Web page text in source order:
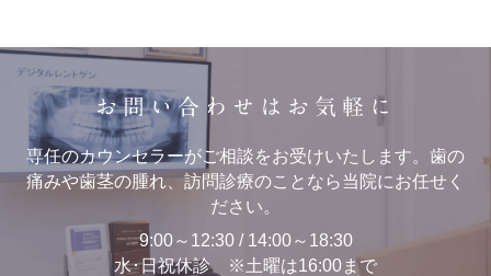
お問い合わせはお気軽に
専任のカウンセラーがご相談をお受けいたします。歯の
痛みや歯茎の腫れ、訪問診療のことなら当院にお任せく
ださい。
9:00～12:30 / 14:00～18:30
水･日祝休診 ※土曜は16:00まで